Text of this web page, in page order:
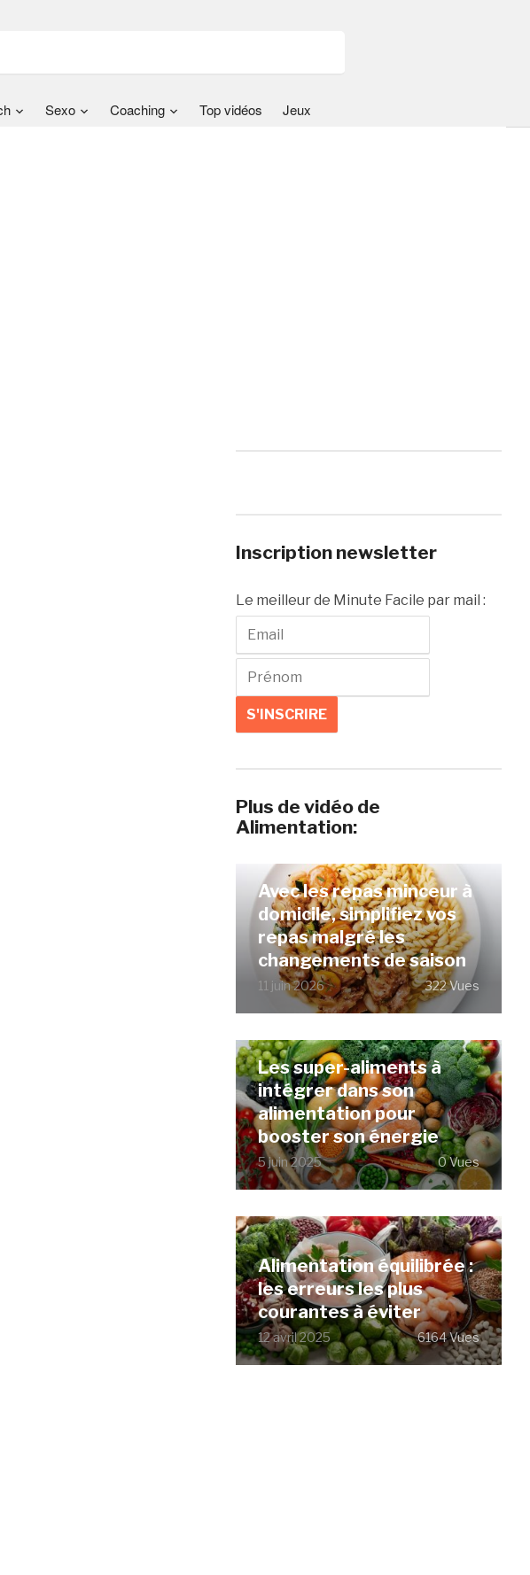
Sexo Coaching Top vidéos Jeux
Inscription newsletter
Le meilleur de Minute Facile par mail :
Plus de vidéo de
Alimentation:
Avec les repas minceur à
domicile, simplifiez vos
repas malgré les
changements de saison
11 juin 2026 322 Vues
Les super-aliments à
intégrer dans son
alimentation pour
booster son énergie
5 juin 2025 0 Vues
Alimentation équilibrée :
les erreurs les plus
courantes à éviter
12 avril 2025 6164 Vues